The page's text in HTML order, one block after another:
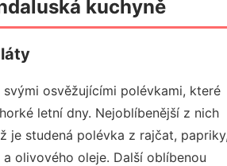
kuchyně
svými osvěžujícími polévkami, které
letní dny. Nejoblíbenější z nich
je studená polévka z rajčat,
olivového oleje. Další oblíbenou